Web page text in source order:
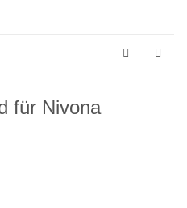
für Nivona